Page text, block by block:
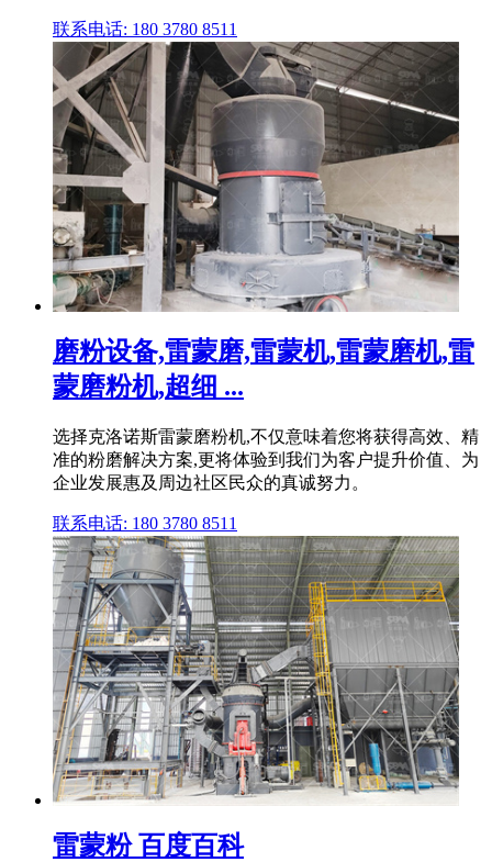
联系电话: 180 3780 8511
磨粉设备,雷蒙磨,雷蒙机,雷蒙磨机,雷
蒙磨粉机,超细 ...
选择克洛诺斯雷蒙磨粉机,不仅意味着您将获得高效、精
准的粉磨解决方案,更将体验到我们为客户提升价值、为
企业发展惠及周边社区民众的真诚努力。
联系电话: 180 3780 8511
雷蒙粉 百度百科